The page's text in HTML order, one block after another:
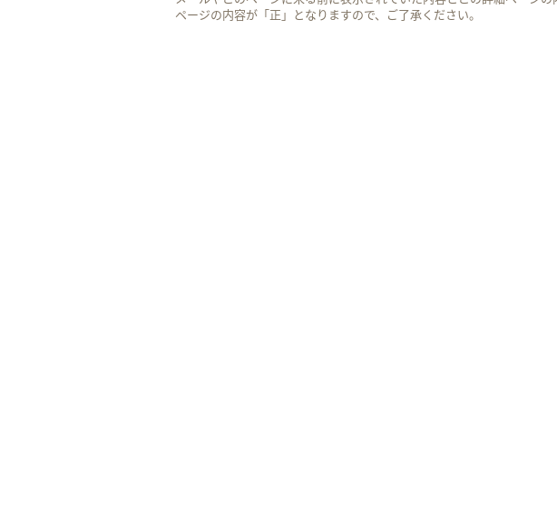
ページの内容が「正」となりますので、ご了承ください。